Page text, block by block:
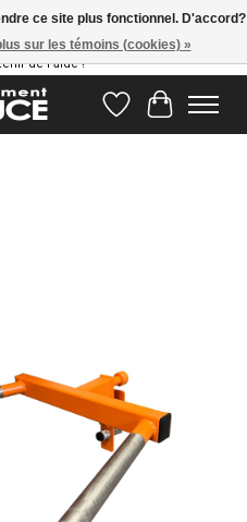
d'assistance est prête à vous aider !
de l'aide !
Liste dePanier
ce site plus fonctionnel. D'accord?
sur les témoins (cookies) »